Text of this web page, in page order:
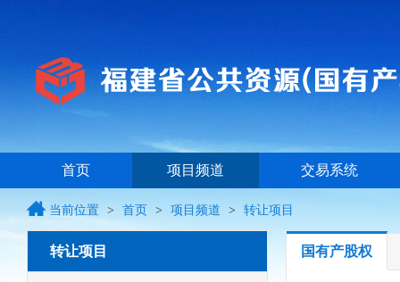
首页 项目频道 交易系统
当前位置 > 首页 > 项目频道 > 转让项目
转让项目 国有产股权